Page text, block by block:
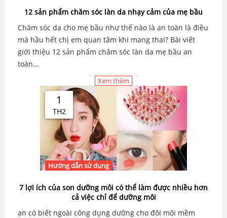
12 sản phẩm chăm sóc làn da nhạy cảm của mẹ bầu
Chăm sóc da cho mẹ bầu như thế nào là an toàn là điều
mà hầu hết chị em quan tâm khi mang thai? Bài viết
giới thiệu 12 sản phẩm chăm sóc làn da mẹ bầu an
toàn...
Xem thêm
1
TH2
Hướng dẫn sử dụng
7 lợi ích của son dưỡng môi có thể làm được nhiều hơn
cả việc chỉ để dưỡng môi
ạn có biết ngoài công dụng dưỡng cho đôi môi mềm